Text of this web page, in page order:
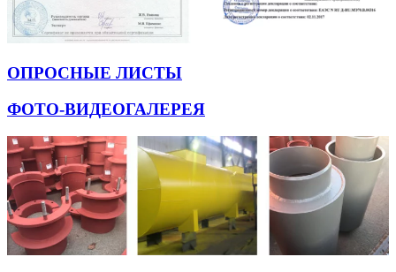
ОПРОСНЫЕ ЛИСТЫ
ФОТО-ВИДЕОГАЛЕРЕЯ